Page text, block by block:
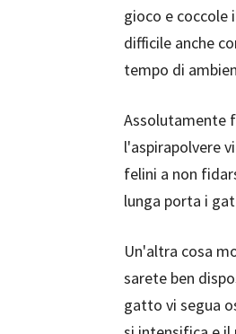
gioco e coccole
difficile anche
tempo di
Assolutamente
l'aspirapolvere
felini a non
lunga porta i
Un'altra cosa
sarete ben
gatto vi segua